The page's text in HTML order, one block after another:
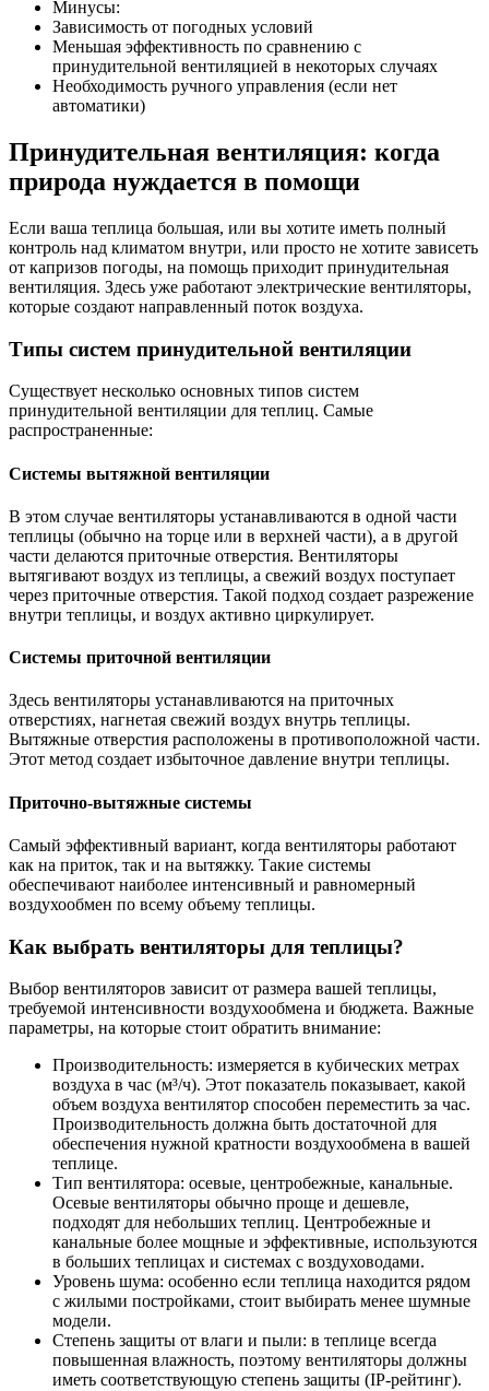
Минусы:
Зависимость от погодных условий
Меньшая эффективность по сравнению с
принудительной вентиляцией в некоторых случаях
Необходимость ручного управления (если нет
автоматики)
Принудительная вентиляция: когда
природа нуждается в помощи
Если ваша теплица большая, или вы хотите иметь полный
контроль над климатом внутри, или просто не хотите зависеть
от капризов погоды, на помощь приходит принудительная
вентиляция. Здесь уже работают электрические вентиляторы,
которые создают направленный поток воздуха.
Типы систем принудительной вентиляции
Существует несколько основных типов систем
принудительной вентиляции для теплиц. Самые
распространенные:
Системы вытяжной вентиляции
В этом случае вентиляторы устанавливаются в одной части
теплицы (обычно на торце или в верхней части), а в другой
части делаются приточные отверстия. Вентиляторы
вытягивают воздух из теплицы, а свежий воздух поступает
через приточные отверстия. Такой подход создает разрежение
внутри теплицы, и воздух активно циркулирует.
Системы приточной вентиляции
Здесь вентиляторы устанавливаются на приточных
отверстиях, нагнетая свежий воздух внутрь теплицы.
Вытяжные отверстия расположены в противоположной части.
Этот метод создает избыточное давление внутри теплицы.
Приточно-вытяжные системы
Самый эффективный вариант, когда вентиляторы работают
как на приток, так и на вытяжку. Такие системы
обеспечивают наиболее интенсивный и равномерный
воздухообмен по всему объему теплицы.
Как выбрать вентиляторы для теплицы?
Выбор вентиляторов зависит от размера вашей теплицы,
требуемой интенсивности воздухообмена и бюджета. Важные
параметры, на которые стоит обратить внимание:
Производительность: измеряется в кубических метрах
воздуха в час (м³/ч). Этот показатель показывает, какой
объем воздуха вентилятор способен переместить за час.
Производительность должна быть достаточной для
обеспечения нужной кратности воздухообмена в вашей
теплице.
Тип вентилятора: осевые, центробежные, канальные.
Осевые вентиляторы обычно проще и дешевле,
подходят для небольших теплиц. Центробежные и
канальные более мощные и эффективные, используются
в больших теплицах и системах с воздуховодами.
Уровень шума: особенно если теплица находится рядом
с жилыми постройками, стоит выбирать менее шумные
модели.
Степень защиты от влаги и пыли: в теплице всегда
повышенная влажность, поэтому вентиляторы должны
иметь соответствующую степень защиты (IP-рейтинг).